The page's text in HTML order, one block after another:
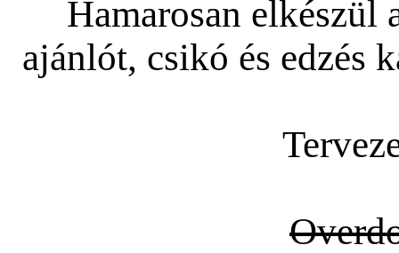
Hamarosan
ajánlót, csikó és edzés